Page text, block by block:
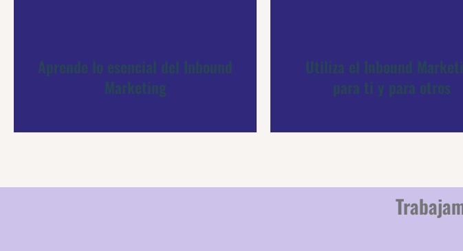
Aprende lo esencial del Inbound
Marketing
Utiliza el Inbound
para ti y para otros